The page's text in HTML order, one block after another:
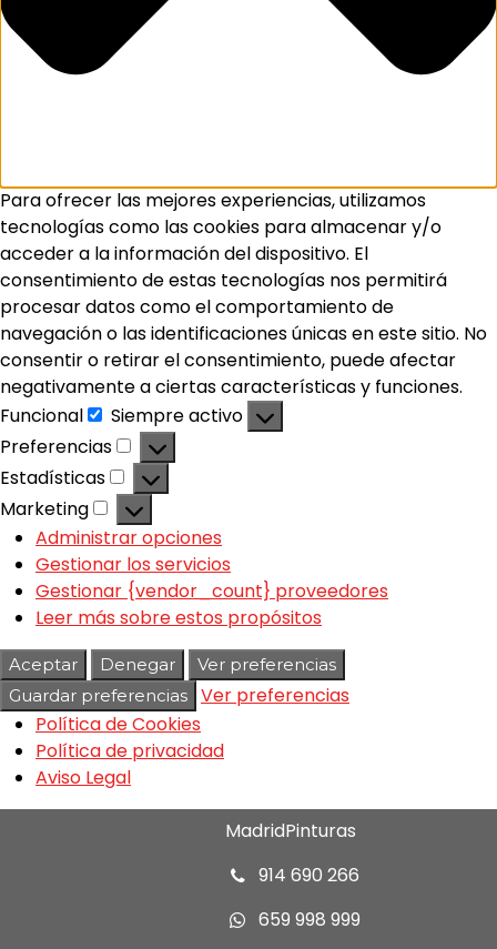
Para ofrecer las mejores experiencias, utilizamos
tecnologías como las cookies para almacenar y/o
acceder a la información del dispositivo. El
consentimiento de estas tecnologías nos permitirá
procesar datos como el comportamiento de
navegación o las identificaciones únicas en este sitio. No
consentir o retirar el consentimiento, puede afectar
negativamente a ciertas características y funciones.
Funcional
Siempre activo
Preferencias
Estadísticas
Marketing
Administrar opciones
Gestionar los servicios
Gestionar {vendor_count} proveedores
Leer más sobre estos propósitos
Aceptar Denegar
Ver preferencias
Guardar preferencias
Ver preferencias
Política de Cookies
Política de privacidad
Aviso Legal
MadridPinturas
914 690 266
659 998 999